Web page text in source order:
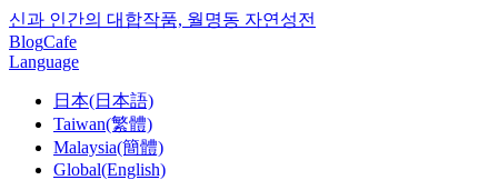
신과 인간의 대합작품, 월명동 자연성전
BlogCafe
Language
日本(日本語)
Taiwan(繁體)
Malaysia(簡體)
Global(English)